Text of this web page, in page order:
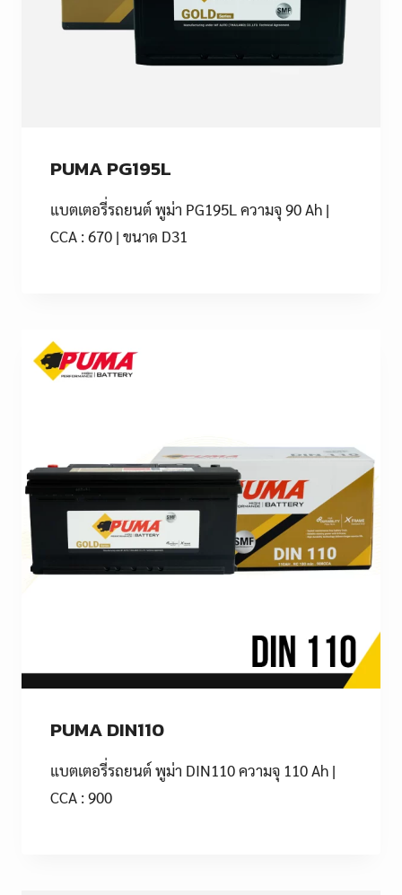
PUMA PG195L
แบตเตอรี่รถยนต์ พูม่า PG195L ความจุ 90 Ah |
CCA : 670 | ขนาด D31
PUMA DIN110
แบตเตอรี่รถยนต์ พูม่า DIN110 ความจุ 110 Ah |
CCA : 900